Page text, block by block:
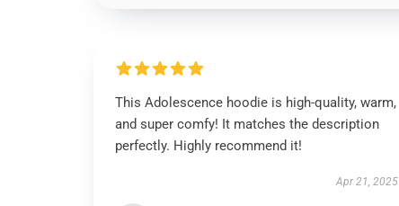
This Adolescence hoodie is high-quality, warm,
and super comfy! It matches the description
perfectly. Highly recommend it!
Apr 21, 2025